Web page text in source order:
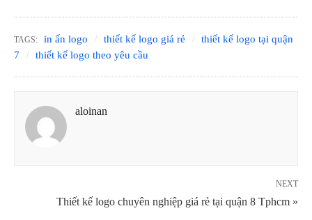
TAGS: in ấn logo thiết kế logo giá rẻ
thiết kế logo tại quận
7
thiết kế logo theo yêu cầu
aloinan
NEXT
Thiết kế logo chuyên nghiệp giá rẻ tại quận 8 Tphcm »